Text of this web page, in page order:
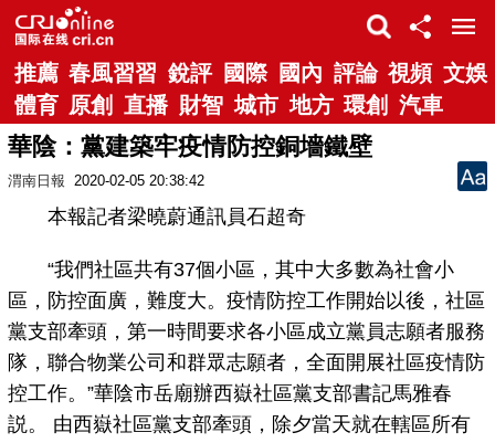
推薦 春風習習 銳評 國際 國內 評論 視頻 文娛
體育 原創 直播 財智 城市 地方 環創 汽車
華陰：黨建築牢疫情防控銅墻鐵壁
渭南日報 2020-02-05 20:38:42
本報記者梁曉蔚通訊員石超奇
“我們社區共有37個小區，其中大多數為社會小
區，防控面廣，難度大。疫情防控工作開始以後，社區
黨支部牽頭，第一時間要求各小區成立黨員志願者服務
隊，聯合物業公司和群眾志願者，全面開展社區疫情防
控工作。”華陰市岳廟辦西嶽社區黨支部書記馬雅春
説。 由西嶽社區黨支部牽頭，除夕當天就在轄區所有